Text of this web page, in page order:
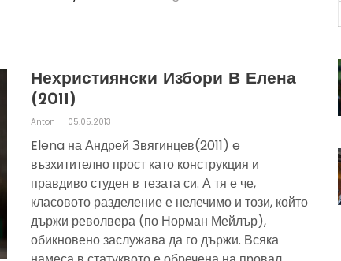
Нехристиянски Избори В Елена
(2011)
Anton 05.05.2013
Elena на Андрей Звягинцев(2011) e
възхитително прост като конструкция и
правдиво студен в тезата си. А тя е че,
класовото разделение е нелечимо и този, който
държи револвера (по Норман Мейлър),
обикновено заслужава да го държи. Всяка